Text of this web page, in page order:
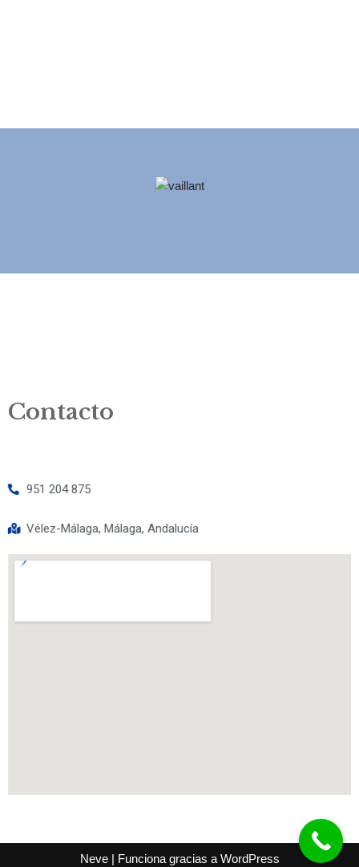
Contacto
951 204 875
Vélez-Málaga, Málaga, Andalucía
Neve| Funciona gracias a WordPress